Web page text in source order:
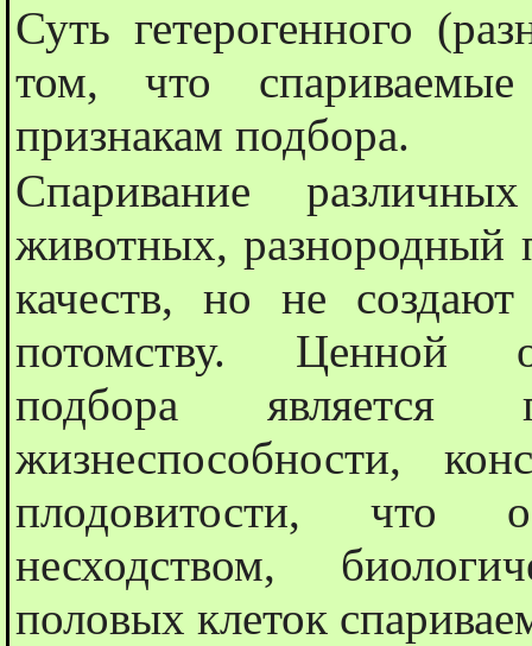
Суть гетерогенного
том, что
признакам подбора.
Спаривание
животных, разнородный
качеств, но не
потомству. Ценной
подбора является
жизнеспособности,
плодовитости, что
несходством,
половых клеток